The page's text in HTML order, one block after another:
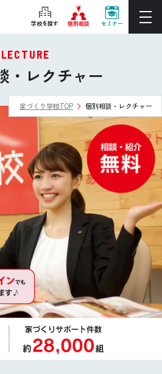
学校を探す 個別相談 セミナー
ぴったりの住宅会社をご提案
個別相談
悔しない家づくりをレクチャー
セミナーをみる
ご利用は無料！全国20校
お近くの学校を探す
例
実例
LECTURE
・レクチャー
家づくり学校TOP 個別相談・レクチャー
予算ではなく、無理なく返済できる
ょう。
ーション(土地&建物)
物費用は異なります。土地費用や諸